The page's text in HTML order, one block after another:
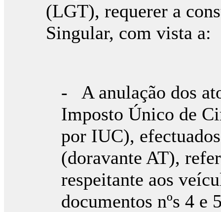
(LGT), requerer a
Singular, com vista a:
- A anulação dos
Imposto Único de
por IUC),
(doravante AT),
respeitante aos
documentos nºs 4 e